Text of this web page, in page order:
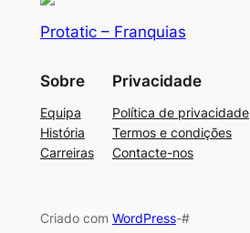
Protatic – Franquias
Sobre
Equipa
História
Carreiras
Privacidade
Política de privacidade
Termos e condições
Contacte-nos
Criado com WordPress-#